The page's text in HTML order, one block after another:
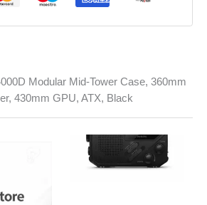
Modular Mid-Tower Case, 360mm
430mm GPU, ATX, Black